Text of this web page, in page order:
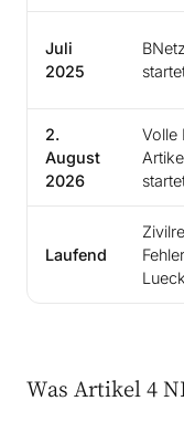
Juli
2025
2.
August
2026
Volle
Laufend
Was Artikel 4